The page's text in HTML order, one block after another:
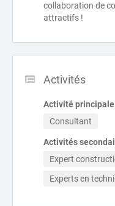
collaboration de
attractifs !
Activités
Activité principale
Consultant
Activités
Expert
Experts en